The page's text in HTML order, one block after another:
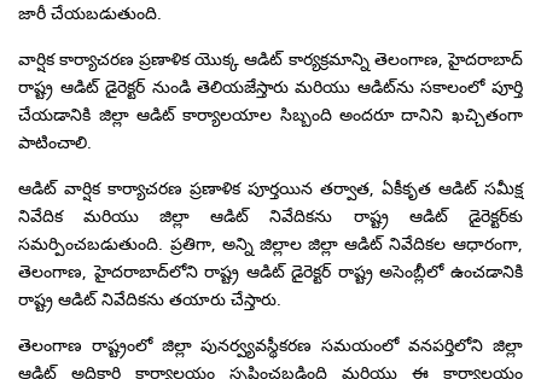
జారీ చేయబడుతుంది.
వార్షిక కార్యాచరణ ప్రణాళిక యొక్క ఆడిట్ కార్యక్రమాన్ని తెలంగాణ, హైదరాబాద్
రాష్ట్ర ఆడిట్ డైరెక్టర్ నుండి తెలియజేస్తారు మరియు ఆడిట్‌ను సకాలంలో పూర్తి
చేయడానికి జిల్లా ఆడిట్ కార్యాలయాల సిబ్బంది అందరూ దానిని ఖచ్చితంగా
పాటించాలి.
ఆడిట్ వార్షిక కార్యాచరణ ప్రణాళిక పూర్తయిన తర్వాత, ఏకీకృత ఆడిట్ సమీక్ష
నివేదిక మరియు జిల్లా ఆడిట్ నివేదికను రాష్ట్ర ఆడిట్ డైరెక్టర్‌కు
సమర్పించబడుతుంది. ప్రతిగా, అన్ని జిల్లాల జిల్లా ఆడిట్ నివేదికల ఆధారంగా,
తెలంగాణ, హైదరాబాద్‌లోని రాష్ట్ర ఆడిట్ డైరెక్టర్ రాష్ట్ర అసెంబ్లీలో ఉంచడానికి
రాష్ట్ర ఆడిట్ నివేదికను తయారు చేస్తారు.
తెలంగాణ రాష్ట్రంలో జిల్లా పునర్వ్యవస్థీకరణ సమయంలో వనపర్తిలోని జిల్లా
ఆడిట్ అధికారి కార్యాలయం సృష్టించబడింది మరియు ఈ కార్యాలయం